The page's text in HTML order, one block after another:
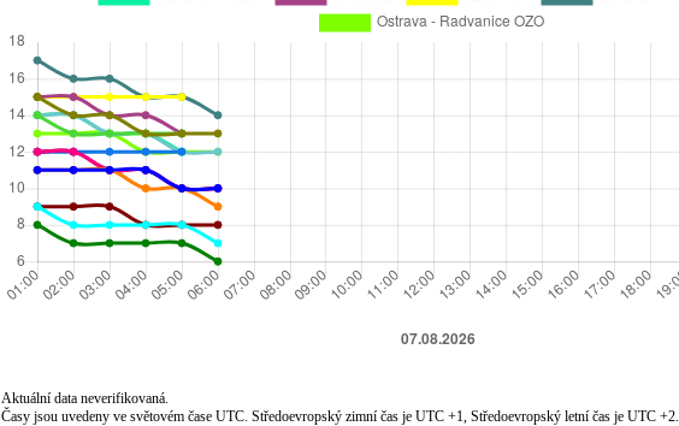
Aktuální data neverifikovaná.
Časy jsou uvedeny ve světovém čase UTC. Středoevropský zimní čas je UTC +1, Středoevropský letní čas je UTC +2.